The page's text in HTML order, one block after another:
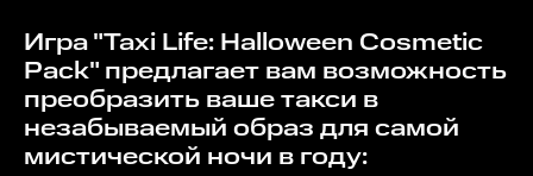
Игра "Taxi Life: Halloween Cosmetic
Pack" предлагает вам возможность
преобразить ваше такси в
незабываемый образ для самой
мистической ночи в году: